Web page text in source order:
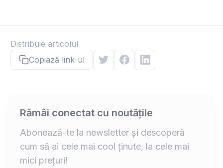
Distribuie articolul
Copiază link-ul
Rămâi conectat cu noutățile
Abonează-te la newsletter și descoperă
cum să ai cele mai cool ținute, la cele mai
mici prețuri!